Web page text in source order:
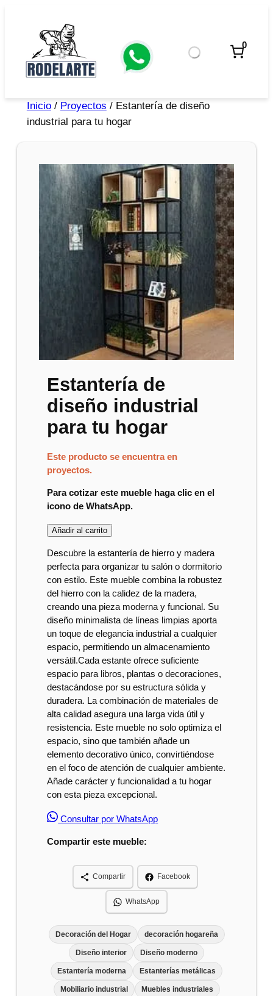
0
Inicio/ Proyectos / Estantería de diseño
industrial para tu hogar
Estantería de
diseño industrial
para tu hogar
Este producto se encuentra en
proyectos.
Para cotizar este mueble haga clic en el
icono de WhatsApp.
Añadir al carrito
Descubre la estantería de hierro y madera
perfecta para organizar tu salón o dormitorio
con estilo. Este mueble combina la robustez
del hierro con la calidez de la madera,
creando una pieza moderna y funcional. Su
diseño minimalista de líneas limpias aporta
un toque de elegancia industrial a cualquier
espacio, permitiendo un almacenamiento
versátil.Cada estante ofrece suficiente
espacio para libros, plantas o decoraciones,
destacándose por su estructura sólida y
duradera. La combinación de materiales de
alta calidad asegura una larga vida útil y
resistencia. Este mueble no solo optimiza el
espacio, sino que también añade un
elemento decorativo único, convirtiéndose
en el foco de atención de cualquier ambiente.
Añade carácter y funcionalidad a tu hogar
con esta pieza excepcional.
Consultar por WhatsApp
Compartir este mueble:
Compartir Facebook
WhatsApp
Decoración del Hogar decoración hogareña
Diseño interior Diseño moderno
Estantería moderna Estanterías metálicas
Mobiliario industrial Muebles industriales